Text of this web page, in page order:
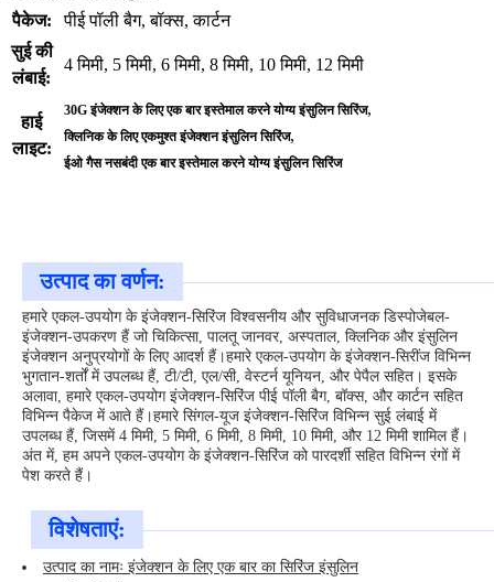
पैकेज:
पीई पॉली बैग, बॉक्स, कार्टन
सुई की
लंबाई:
4 मिमी, 5 मिमी, 6 मिमी, 8 मिमी, 10 मिमी, 12 मिमी
हाई
लाइट:
30G इंजेक्शन के लिए एक बार इस्तेमाल करने योग्य इंसुलिन सिरिंज,
क्लिनिक के लिए एकमुश्त इंजेक्शन इंसुलिन सिरिंज,
ईओ गैस नसबंदी एक बार इस्तेमाल करने योग्य इंसुलिन सिरिंज
उत्पाद का वर्णन:
हमारे एकल-उपयोग के इंजेक्शन-सिरिंज विश्वसनीय और सुविधाजनक डिस्पोजेबल-
इंजेक्शन-उपकरण हैं जो चिकित्सा, पालतू जानवर, अस्पताल, क्लिनिक और इंसुलिन
इंजेक्शन अनुप्रयोगों के लिए आदर्श हैं।हमारे एकल-उपयोग के इंजेक्शन-सिरींज विभिन्न
भुगतान-शर्तों में उपलब्ध हैं, टी/टी, एल/सी, वेस्टर्न यूनियन, और पेपैल सहित। इसके
अलावा, हमारे एकल-उपयोग इंजेक्शन-सिरिंज पीई पॉली बैग, बॉक्स, और कार्टन सहित
विभिन्न पैकेज में आते हैं।हमारे सिंगल-यूज इंजेक्शन-सिरिंज विभिन्न सुई लंबाई में
उपलब्ध हैं, जिसमें 4 मिमी, 5 मिमी, 6 मिमी, 8 मिमी, 10 मिमी, और 12 मिमी शामिल हैं।
अंत में, हम अपने एकल-उपयोग के इंजेक्शन-सिरिंज को पारदर्शी सहित विभिन्न रंगों में
पेश करते हैं।
विशेषताएं:
उत्पाद का नामः इंजेक्शन के लिए एक बार का सिरिंज इंसुलिन